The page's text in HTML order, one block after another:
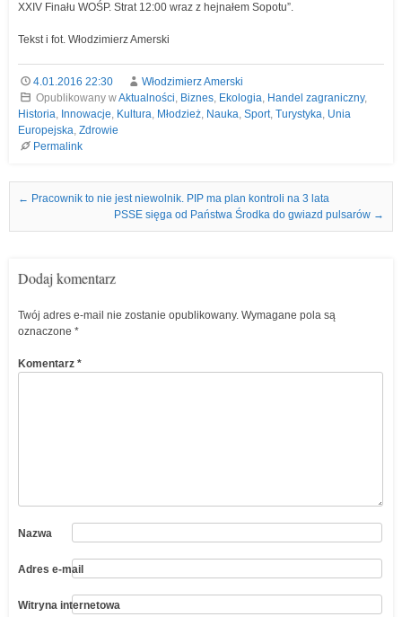
XXIV Finału WOŚP. Strat 12:00 wraz z hejnałem Sopotu”.
Tekst i fot. Włodzimierz Amerski
4.01.2016 22:30
Włodzimierz Amerski
Opublikowany wAktualności, Biznes, Ekologia, Handel zagraniczny,
Historia, Innowacje, Kultura, Młodzież, Nauka, Sport, Turystyka, Unia
Europejska, Zdrowie
Permalink
Nawigacja we wpisach
← Pracownik to nie jest niewolnik. PIP ma plan kontroli na 3 lata
PSSE sięga od Państwa Środka do gwiazd pulsarów →
Dodaj komentarz
Twój adres e-mail nie zostanie opublikowany. Wymagane pola są
oznaczone *
Komentarz *
Nazwa
Adres e-mail
Witryna internetowa